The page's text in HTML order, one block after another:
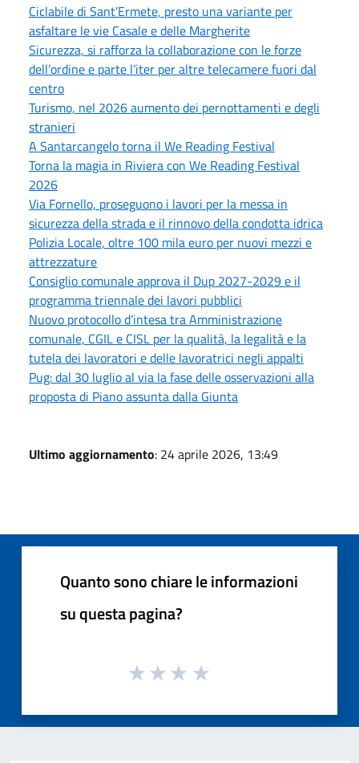
Ciclabile di Sant’Ermete, presto una variante per
asfaltare le vie Casale e delle Margherite
Sicurezza, si rafforza la collaborazione con le forze
dell’ordine e parte l’iter per altre telecamere fuori dal
centro
Turismo, nel 2026 aumento dei pernottamenti e degli
stranieri
A Santarcangelo torna il We Reading Festival
Torna la magia in Riviera con We Reading Festival
2026
Via Fornello, proseguono i lavori per la messa in
sicurezza della strada e il rinnovo della condotta idrica
Polizia Locale, oltre 100 mila euro per nuovi mezzi e
attrezzature
Consiglio comunale approva il Dup 2027-2029 e il
programma triennale dei lavori pubblici
Nuovo protocollo d’intesa tra Amministrazione
comunale, CGIL e CISL per la qualità, la legalità e la
tutela dei lavoratori e delle lavoratrici negli appalti
Pug: dal 30 luglio al via la fase delle osservazioni alla
proposta di Piano assunta dalla Giunta
Ultimo aggiornamento: 24 aprile 2026, 13:49
Quanto sono chiare le informazioni
su questa pagina?